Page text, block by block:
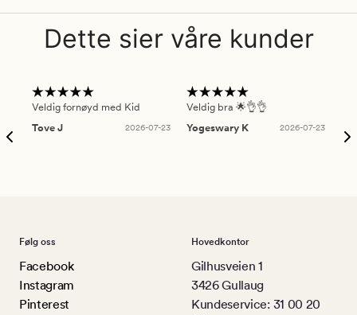
Dette sier våre kunder
Veldig fornøyd med Kid
Tove J
2026-07-23
Veldig bra 🌟👌👌
Yogeswary K
2026-07-23
Følg oss
Facebook
Instagram
Pinterest
Hovedkontor
Gilhusveien 1
3426 Gullaug
Kundeservice: 31 00 20